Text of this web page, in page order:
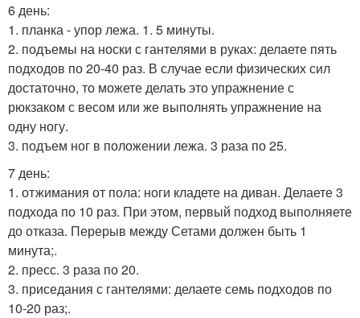
6 день:
1. планка - упор лежа. 1. 5 минуты.
2. подъемы на носки с гантелями в руках: делаете пять
подходов по 20-40 раз. В случае если физических сил
достаточно, то можете делать это упражнение с
рюкзаком с весом или же выполнять упражнение на
одну ногу.
3. подъем ног в положении лежа. 3 раза по 25.
7 день:
1. отжимания от пола: ноги кладете на диван. Делаете 3
подхода по 10 раз. При этом, первый подход выполняете
до отказа. Перерыв между Сетами должен быть 1
минута;.
2. пресс. 3 раза по 20.
3. приседания с гантелями: делаете семь подходов по
10-20 раз;.